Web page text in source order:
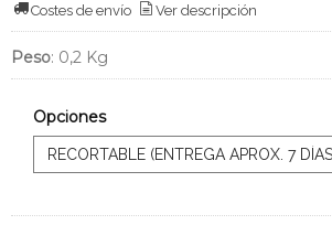
Costes de envío Ver descripción
Peso: 0,2 Kg
Opciones